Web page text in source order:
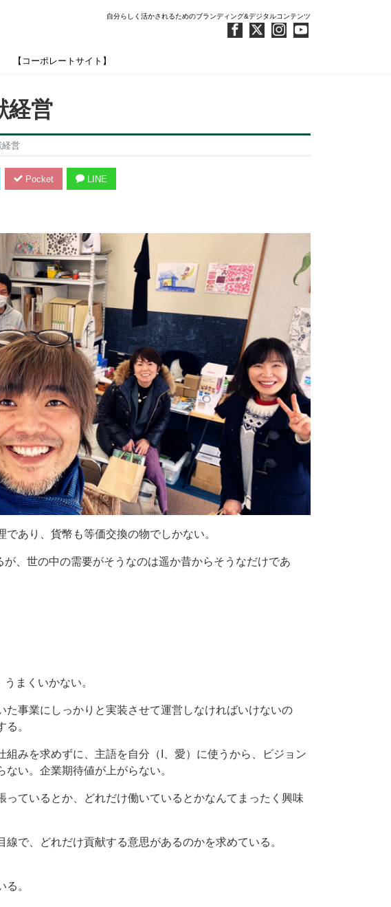
自分らしく活かされるためのブランディング&デジタルコンテンツ
【コーポレートサイト】
経営
営
Pocket LINE
あり、貨幣も等価交換の物でしかない。
、世の中の需要がそうなのは遥か昔からそうなだけであ
まくいかない。
た事業にしっかりと実装させて運営しなければいけないの
。
みを求めずに、主語を自分（I、愛）に使うから、ビジョン
い。企業期待値が上がらない。
っているとか、どれだけ働いているとかなんてまったく興味
で、どれだけ貢献する意思があるのかを求めている。
。